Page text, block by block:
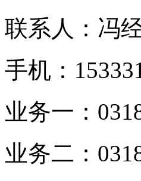
联系人：冯
手机：
业务一：
业务二：